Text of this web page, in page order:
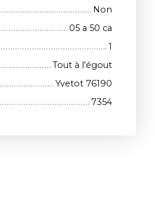
Non
05 a 50 ca
1
Tout à l'égout
Yvetot 76190
7354